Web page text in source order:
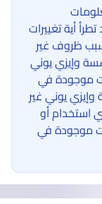
أية تغييرات
ظروف غير
وإيزي يوني
موجودة في
يوني غير
استخدام أو
موجودة في